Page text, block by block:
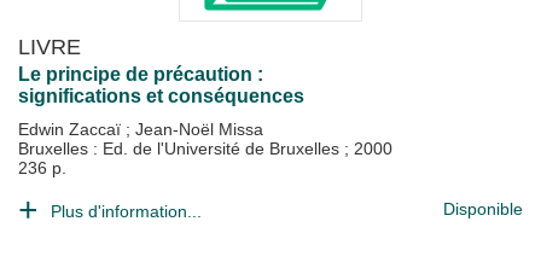
LIVRE
Le principe de précaution :
significations et conséquences
Edwin Zaccaï ; Jean-Noël Missa
Bruxelles : Ed. de l'Université de Bruxelles ; 2000
236 p.
Plus d'information... Disponible